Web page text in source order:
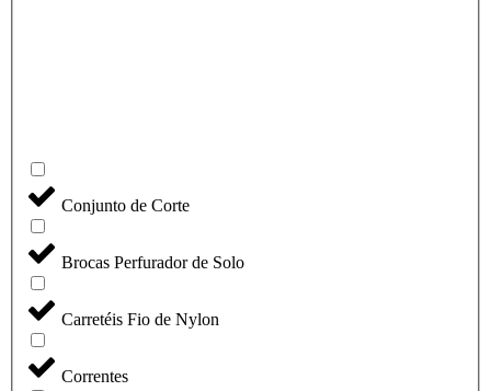
Conjunto de Corte
Brocas Perfurador de Solo
Carretéis Fio de Nylon
Correntes